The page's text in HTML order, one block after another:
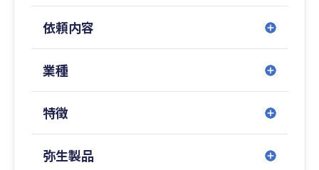
依頼内容
業種
特徴
弥生製品